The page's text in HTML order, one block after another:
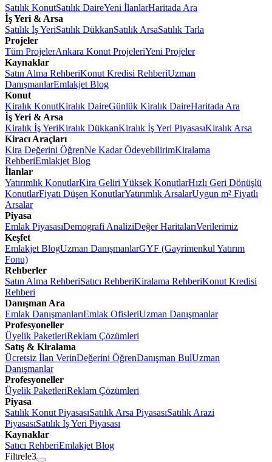
Satılık KonutSatılık DaireYeni İlanlarHaritada Ara
İş Yeri & Arsa
Satılık İş YeriSatılık DükkanSatılık ArsaSatılık Tarla
Projeler
Tüm ProjelerAnkara Konut ProjeleriYeni Projeler
Kaynaklar
Satın Alma RehberiKonut Kredisi RehberiUzman
DanışmanlarEmlakjet Blog
Konut
Kiralık KonutKiralık DaireGünlük Kiralık DaireHaritada Ara
İş Yeri & Arsa
Kiralık İş YeriKiralık DükkanKiralık İş Yeri PiyasasıKiralık Arsa
Kiracı Araçları
Kira Değerini ÖğrenNe Kadar ÖdeyebilirimKiralama
RehberiEmlakjet Blog
İlanlar
Yatırımlık KonutlarKira Geliri Yüksek KonutlarHızlı Geri Dönüşlü
KonutlarFiyatı Düşen KonutlarYatırımlık ArsalarUygun m² Fiyatlı
Arsalar
Piyasa
Emlak PiyasasıDemografi AnaliziDeğer HaritalarıVerilerimiz
Keşfet
Emlakjet BlogUzman DanışmanlarGYF (Gayrimenkul Yatırım
Fonu)
Rehberler
Satın Alma RehberiSatıcı RehberiKiralama RehberiKonut Kredisi
Rehberi
Danışman Ara
Emlak DanışmanlarıEmlak OfisleriUzman Danışmanlar
Profesyoneller
Üyelik PaketleriReklam Çözümleri
Satış & Kiralama
Ücretsiz İlan VerinDeğerini ÖğrenDanışman BulUzman
Danışmanlar
Profesyoneller
Üyelik PaketleriReklam Çözümleri
Piyasa
Satılık Konut PiyasasıSatılık Arsa PiyasasıSatılık Arazi
PiyasasıSatılık İş Yeri Piyasası
Kaynaklar
Satıcı RehberiEmlakjet Blog
Filtrele3